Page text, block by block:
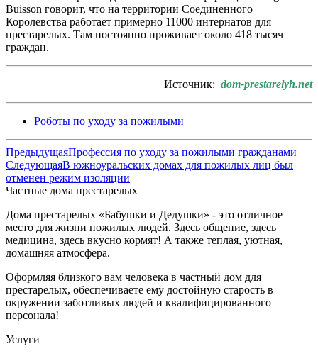
Buisson говорит, что на территории Соединенного
Королевства работает примерно 11000 интернатов для
престарелых. Там постоянно проживает около 418 тысяч
граждан.
Источник: dom-prestarelyh.net
Роботы по уходу за пожилыми
ПредыдущаяПрофессия по уходу за пожилыми гражданами
СледующаяВ южноуральских домах для пожилых лиц был
отменен режим изоляции
Частные дома престарелых
Дома престарелых «Бабушки и Дедушки» - это отличное
место для жизни пожилых людей. Здесь общение, здесь
медицина, здесь вкусно кормят! А также теплая, уютная,
домашняя атмосфера.
Оформляя близкого вам человека в частный дом для
престарелых, обеспечиваете ему достойную старость в
окружении заботливых людей и квалифицированного
персонала!
Услуги